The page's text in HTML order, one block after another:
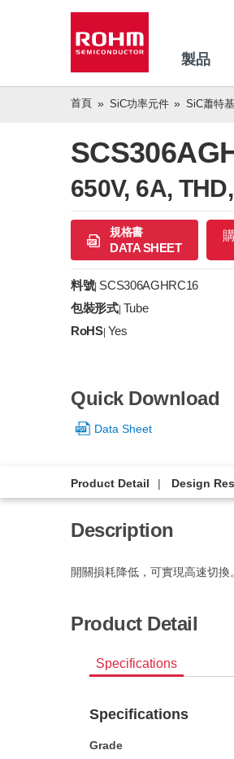
製品
首頁 SiC功率元件 SiC蕭特
650V, 6A,
規格書
DATA SHEET
料號| SCS306AGHRC16
包裝形式| Tube
RoHS| Yes
Quick Download
Data Sheet
Product Detail Design
Description
開關損耗降低，可實現高速切換。
Product Detail
Specifications
Specifications
Grade